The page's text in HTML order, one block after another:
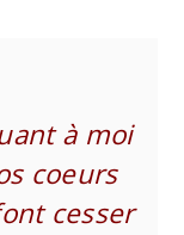
à moi
coeurs
cesser